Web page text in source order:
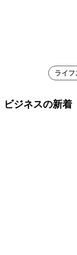
ライフ
ビジネスの新着